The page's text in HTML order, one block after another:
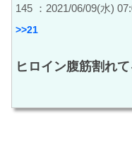
145 ：2021/06/09(水)
>>21
ヒロイン腹筋割れ